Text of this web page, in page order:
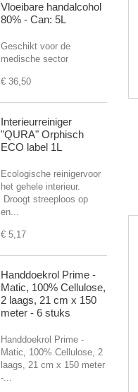
Vloeibare handalcohol
80% - Can: 5L
Geschikt voor de
medische sector
€ 36,50
Interieurreiniger
"QURA" Orphisch
ECO label 1L
Ecologische reinigervoor
het gehele interieur.
Droogt streeploos op
en...
€ 5,17
Handdoekrol Prime -
Matic, 100% Cellulose,
2 laags, 21 cm x 150
meter - 6 stuks
Handdoekrol Prime -
Matic, 100% Cellulose, 2
laags, 21 cm x 150 meter
-...